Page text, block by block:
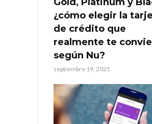
¿cómo elegir la
de crédito que
realmente te
según Nu?
septiembre 19, 2025